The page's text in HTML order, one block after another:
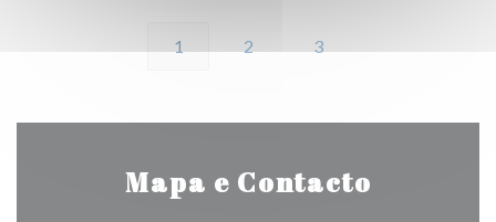
1 2 3
Mapa e Contacto